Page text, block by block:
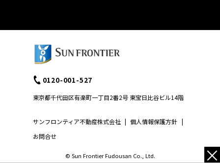
サンフロンティア不動産株式会社 | 個人情報保護方針 |
お問合せ
0120-001-527
東京都千代田区有楽町一丁目2番2号 東宝日比谷ビル14階
© Sun Frontier Fudousan Co., Ltd. ×